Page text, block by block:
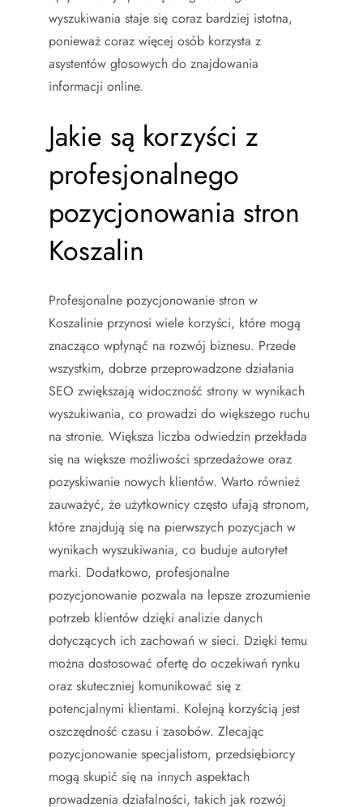
wyszukiwania staje się coraz bardziej istotna,
ponieważ coraz więcej osób korzysta z
asystentów głosowych do znajdowania
informacji online.
Jakie są korzyści z
profesjonalnego
pozycjonowania stron
Koszalin
Profesjonalne pozycjonowanie stron w
Koszalinie przynosi wiele korzyści, które mogą
znacząco wpłynąć na rozwój biznesu. Przede
wszystkim, dobrze przeprowadzone działania
SEO zwiększają widoczność strony w wynikach
wyszukiwania, co prowadzi do większego ruchu
na stronie. Większa liczba odwiedzin przekłada
się na większe możliwości sprzedażowe oraz
pozyskiwanie nowych klientów. Warto również
zauważyć, że użytkownicy często ufają stronom,
które znajdują się na pierwszych pozycjach w
wynikach wyszukiwania, co buduje autorytet
marki. Dodatkowo, profesjonalne
pozycjonowanie pozwala na lepsze zrozumienie
potrzeb klientów dzięki analizie danych
dotyczących ich zachowań w sieci. Dzięki temu
można dostosować ofertę do oczekiwań rynku
oraz skuteczniej komunikować się z
potencjalnymi klientami. Kolejną korzyścią jest
oszczędność czasu i zasobów. Zlecając
pozycjonowanie specjalistom, przedsiębiorcy
mogą skupić się na innych aspektach
prowadzenia działalności, takich jak rozwój